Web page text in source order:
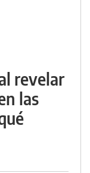
revelar
las